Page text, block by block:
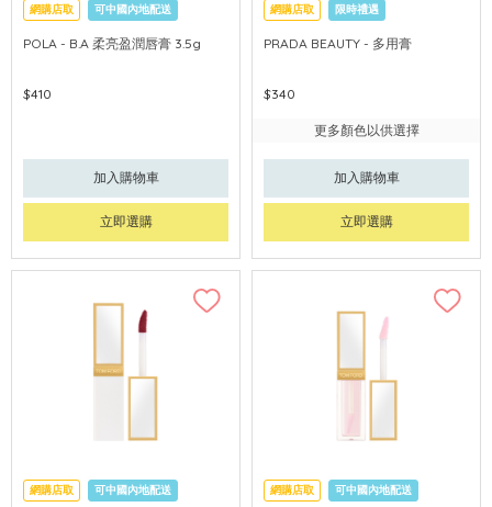
網購店取 可中國內地配送
POLA - B.A 柔亮盈潤唇膏 3.5g
$410
加入購物車
立即選購
網購店取 限時禮遇
PRADA BEAUTY - 多用膏
$340
更多顏色以供選擇
加入購物車
立即選購
網購店取 可中國內地配送 網購店取 可中國內地配送